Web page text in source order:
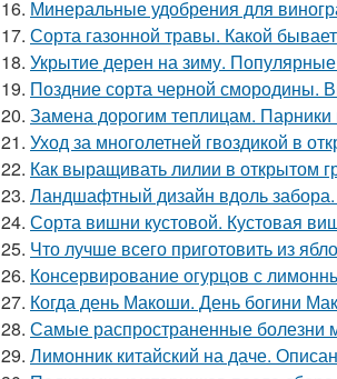
16. Минеральные удобрения для
17. Сорта газонной травы. Какой бывает
18. Укрытие дерен на зиму.
19. Поздние сорта черной смородины.
20. Замена дорогим теплицам. Парники
21. Уход за многолетней гвоздикой в
22. Как выращивать лилии в открытом
23. Ландшафтный дизайн вдоль
24. Сорта вишни кустовой. Кустовая
25. Что лучше всего приготовить из
26. Консервирование огурцов с
27. Когда день Макоши. День богини
28. Самые распространенные болезни
29. Лимонник китайский на даче.